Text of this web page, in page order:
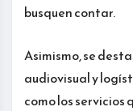
busquen contar.
Asimismo, se
audiovisual y
como los servicios